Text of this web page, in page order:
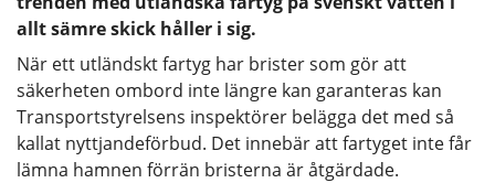
allt sämre skick håller i sig.
När ett utländskt fartyg har brister som gör att
säkerheten ombord inte längre kan garanteras kan
Transportstyrelsens inspektörer belägga det med så
kallat nyttjandeförbud. Det innebär att fartyget inte får
lämna hamnen förrän bristerna är åtgärdade.